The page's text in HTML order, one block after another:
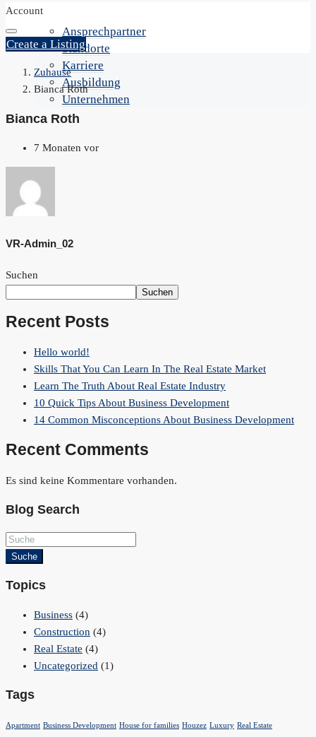
Ansprechpartner
Standorte
Karriere
Ausbildung
Unternehmen
Account
Create a Listing
Zuhause
Bianca Roth
Bianca Roth
7 Monaten vor
VR-Admin_02
Suchen
Suchen
Recent Posts
Hello world!
Skills That You Can Learn In The Real Estate Market
Learn The Truth About Real Estate Industry
10 Quick Tips About Business Development
14 Common Misconceptions About Business Development
Recent Comments
Es sind keine Kommentare vorhanden.
Blog Search
Suche
Topics
Business (4)
Construction (4)
Real Estate (4)
Uncategorized (1)
Tags
Apartment Business Development House for families Houzez Luxury Real Estate